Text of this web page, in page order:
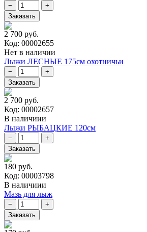
2 700 руб.
Код: 00002655
Нет в наличии
Лыжи ЛЕСНЫЕ 175см охотничьи
2 700 руб.
Код: 00002657
В наличиии
Лыжи РЫБАЦКИЕ 120см
180 руб.
Код: 00003798
В наличиии
Мазь для лыж